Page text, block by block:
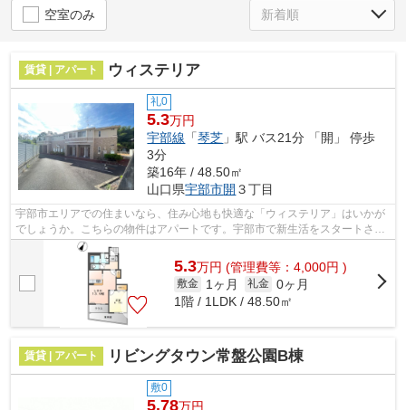
空室のみ
賃貸 | アパート ウィステリア
礼0
5.3万円
宇部線 「琴芝 」駅 バス21分 「開」 停歩
3分
築16年 / 48.50㎡
山口県宇部市開 ３丁目
宇部市エリアでの住まいなら、住み心地も快適な「ウィステリア」はいかが
でしょうか。こちらの物件はアパートです。宇部市で新生活をスタートさせ
るなら、ライフクエストにお問い合わ...
5.3万円 (管理費等：4,000円 )
敷金 1ヶ月 礼金 0ヶ月
1階 / 1LDK / 48.50㎡
賃貸 | アパート リビングタウン常盤公園B棟
敷0
5.78万円